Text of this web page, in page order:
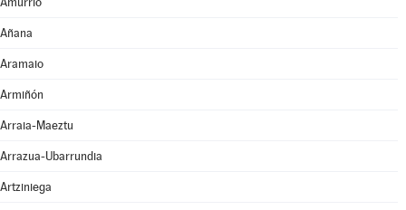
Añana
Aramaio
Armiñón
Arraia-Maeztu
Arrazua-Ubarrundia
Artziniega